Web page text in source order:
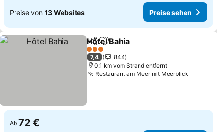
Preise von 13 Websites Preise sehen
TeilenZu Favoriten hinzufügen
Hôtel Bahia
3 Sterne
7,4
844
0.1 km vom Strand entfernt
Restaurant am Meer mit Meerblick
Ab 72 €